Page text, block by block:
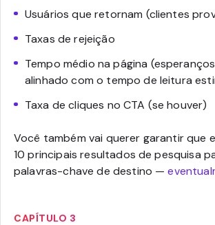
Usuários que retornam (clientes
Taxas de rejeição
Tempo médio na página
alinhado com o tempo de leitura
Taxa de cliques no CTA (se houver)
Você também vai querer garantir que
10 principais resultados de pesquisa
palavras-chave de destino —
CAPÍTULO 3